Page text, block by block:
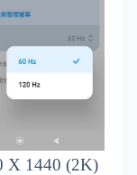
X 1440 (2K)